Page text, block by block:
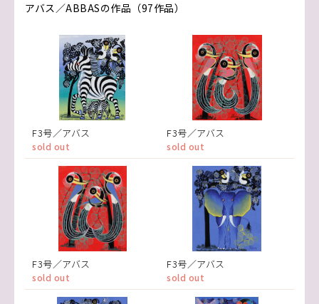
アバス／ABBASの作品（97作品）
F3号／アバス
sold out
F3号／アバス
sold out
F3号／アバス
sold out
F3号／アバス
sold out